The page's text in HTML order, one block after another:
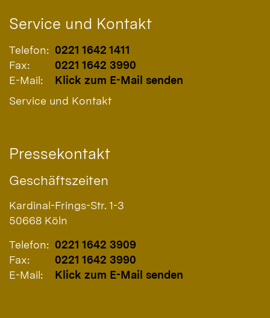
Service und Kontakt
Telefon: 0221 1642 1411
Fax:
0221 1642 3990
E-Mail:
Klick zum E-Mail senden
Service und Kontakt
Pressekontakt
Geschäftszeiten
Kardinal-Frings-Str. 1-3
50668 Köln
Telefon: 0221 1642 3909
Fax:
0221 1642 3990
E-Mail:
Klick zum E-Mail senden